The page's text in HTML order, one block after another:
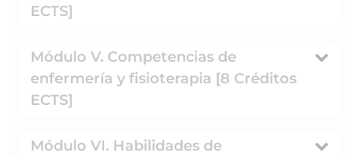
ECTS]
Módulo V. Competencias de
enfermería y fisioterapia [8 Créditos
ECTS]
Módulo VI. Habilidades de